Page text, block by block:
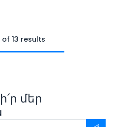
of 13 results
մեր